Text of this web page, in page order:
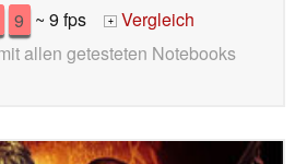
9 ~ 9 fps + Vergleich
allen getesteten Notebooks